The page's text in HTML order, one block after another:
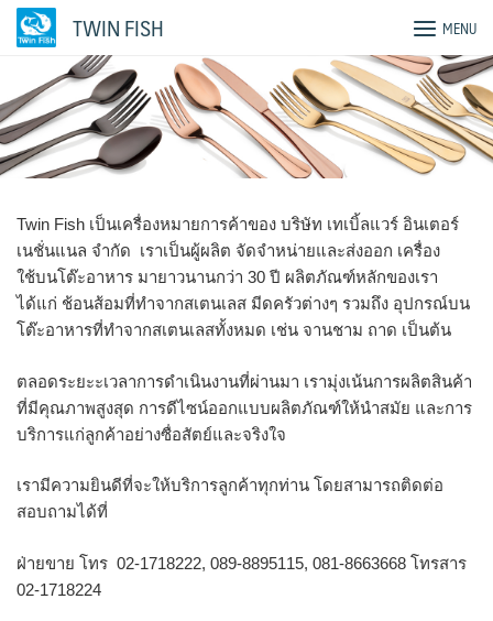
Skip
TWIN FISH MENU
Twin Fish เป็นเครื่องหมายการค้าของ บริษัท เทเบิ้ลแวร์ อินเตอร์
เนชั่นแนล จำกัด เราเป็นผู้ผลิต จัดจำหน่ายและส่งออก เครื่อง
ใช้บนโต๊ะอาหาร มายาวนานกว่า 30 ปี ผลิตภัณฑ์หลักของเรา
ได้แก่ ช้อนส้อมที่ทำจากสเตนเลส มีดครัวต่างๆ รวมถึง อุปกรณ์บน
โต๊ะอาหารที่ทำจากสเตนเลสทั้งหมด เช่น จานชาม ถาด เป็นต้น
ตลอดระยะะเวลาการดำเนินงานที่ผ่านมา เรามุ่งเน้นการผลิตสินค้า
ที่มีคุณภาพสูงสุด การดีไซน์ออกแบบผลิตภัณฑ์ให้นำสมัย และการ
บริการแก่ลูกค้าอย่างซื่อสัตย์และจริงใจ
เรามีความยินดีที่จะให้บริการลูกค้าทุกท่าน โดยสามารถติดต่อ
สอบถามได้ที่
ฝ่ายขาย โทร 02-1718222, 089-8895115, 081-8663668 โทรสาร
02-1718224